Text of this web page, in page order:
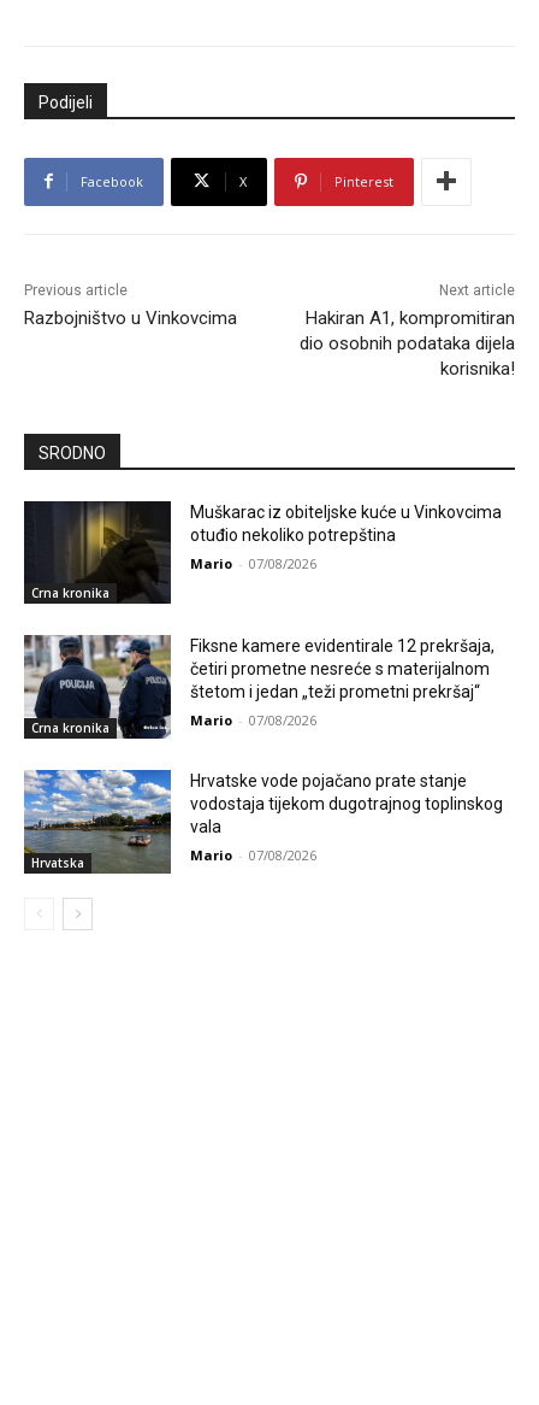
Podijeli
Facebook X Pinterest
Previous article
Razbojništvo u Vinkovcima
Next article
Hakiran A1, kompromitiran
dio osobnih podataka dijela
korisnika!
SRODNO
Crna kronika
Muškarac iz obiteljske kuće u Vinkovcima
otuđio nekoliko potrepština
Mario - 07/08/2026
Crna kronika
Fiksne kamere evidentirale 12 prekršaja,
četiri prometne nesreće s materijalnom
štetom i jedan „teži prometni prekršaj“
Mario - 07/08/2026
Hrvatska
Hrvatske vode pojačano prate stanje
vodostaja tijekom dugotrajnog toplinskog
vala
Mario - 07/08/2026